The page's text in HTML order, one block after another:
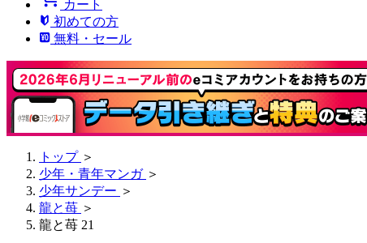
カート
初めての方
無料・セール
トップ ＞
少年・青年マンガ ＞
少年サンデー ＞
龍と苺 ＞
龍と苺 21